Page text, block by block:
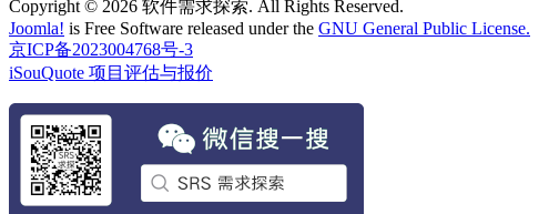
Copyright © 2026 软件需求探索. All Rights Reserved.
Joomla! is Free Software released under the GNU General Public License.
京ICP备2023004768号-3
iSouQuote 项目评估与报价